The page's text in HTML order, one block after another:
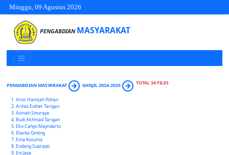
Minggu, 09 Agustus 2026
PENGABDIAN MASYARAKAT
PENGABDIAN MASYARAKAT GANJIL 2024-2025 TOTAL 34 FILES
Amir Hamzah Pohan
Arihta Esther Tarigan
Asmah Sinuraya
Budi Akhmad Tarigan
Eko Cahyo Mayndarto
Elianta Ginting
Ema Kusuma
Endang Suprapti
Eni Jaya